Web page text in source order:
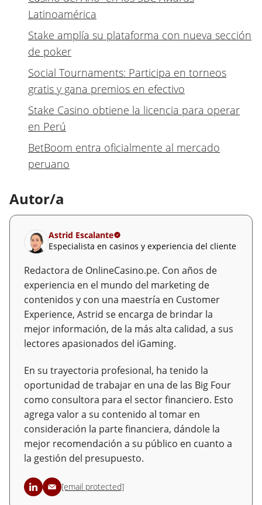
Latinoamérica
Stake amplía su plataforma con nueva sección
de poker
Social Tournaments: Participa en torneos
gratis y gana premios en efectivo
Stake Casino obtiene la licencia para operar
en Perú
BetBoom entra oficialmente al mercado
peruano
Autor/a
Astrid Escalante
Especialista en casinos y experiencia del cliente
Redactora de OnlineCasino.pe. Con años de
experiencia en el mundo del marketing de
contenidos y con una maestría en Customer
Experience, Astrid se encarga de brindar la
mejor información, de la más alta calidad, a sus
lectores apasionados del iGaming.
En su trayectoria profesional, ha tenido la
oportunidad de trabajar en una de las Big Four
como consultora para el sector financiero. Esto
agrega valor a su contenido al tomar en
consideración la parte financiera, dándole la
mejor recomendación a su público en cuanto a
la gestión del presupuesto.
[email protected]